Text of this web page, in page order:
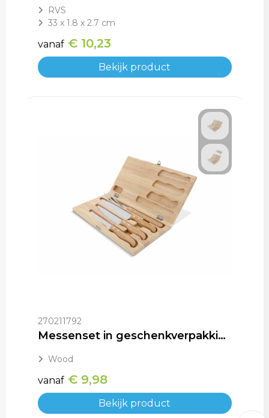
RVS
33 x 1.8 x 2.7 cm
vanaf € 10,23
Bekijk product
270211792
Messenset in geschenkverpakking
Wood
vanaf € 9,98
Bekijk product